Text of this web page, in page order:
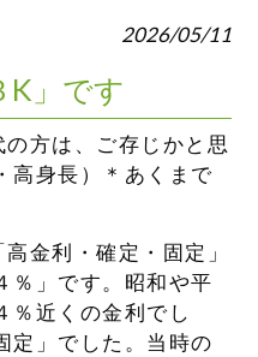
2026/05/11
K」です
の方は、ご存じかと思
高身長）＊あくまで
金利・確定・固定」
％」です。昭和や平
％近くの金利でし
定」でした。当時の